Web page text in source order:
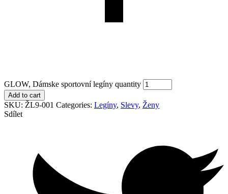
GLOW, Dámske sportovní legíny quantity
Add to cart
SKU: ŽL9-001 Categories: Legíny, Slevy, Ženy
Sdílet